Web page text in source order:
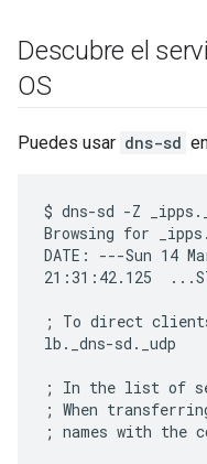
Descubre el
OS
Puedes usar dns-sd
$ dns-sd -Z
Browsing for
DATE: ---Sun 14
21:31:42.125
; To direct
lb._dns-
; In the list of
; When
; names with the